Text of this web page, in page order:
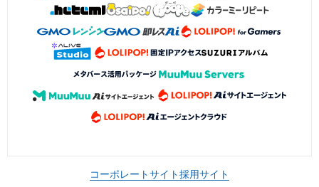
コーポレートサイト採用サイト